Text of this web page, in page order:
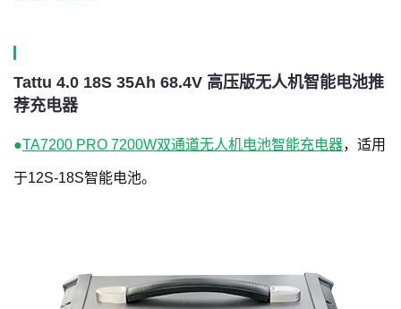
Tattu 4.0 18S 35Ah 68.4V 高压版无人机智能电池推
荐充电器
●TA7200 PRO 7200W双通道无人机电池智能充电器，适用
于12S-18S智能电池。